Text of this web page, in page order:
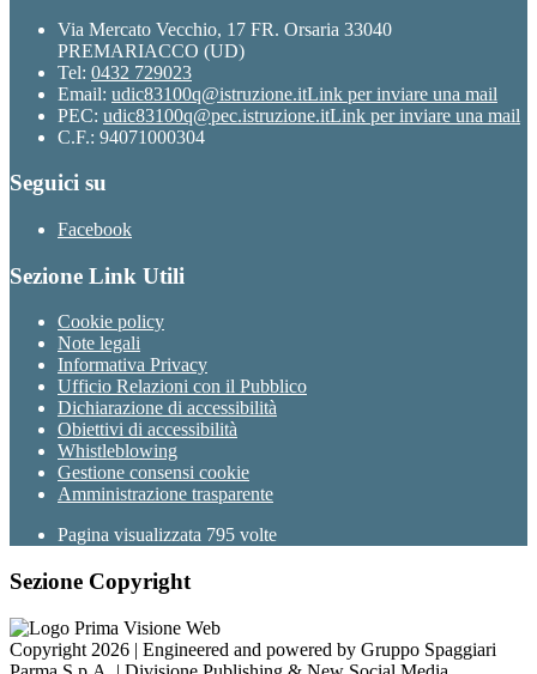
Via Mercato Vecchio, 17 FR. Orsaria 33040
PREMARIACCO (UD)
Tel: 0432 729023
Email: udic83100q@istruzione.itLink per inviare una mail
PEC: udic83100q@pec.istruzione.itLink per inviare una mail
C.F.: 94071000304
Seguici su
Facebook
Sezione Link Utili
Cookie policy
Note legali
Informativa Privacy
Ufficio Relazioni con il Pubblico
Dichiarazione di accessibilità
Obiettivi di accessibilità
Whistleblowing
Gestione consensi cookie
Amministrazione trasparente
Pagina visualizzata 795 volte
Sezione Copyright
Copyright 2026 | Engineered and powered by Gruppo Spaggiari